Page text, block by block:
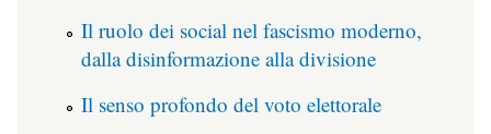
Il ruolo dei social nel fascismo moderno,
dalla disinformazione alla divisione
Il senso profondo del voto elettorale